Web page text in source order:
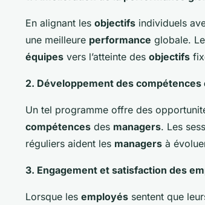
En alignant les objectifs individuels
une meilleure performance globale.
équipes vers l’atteinte des objectifs
2. Développement des compétences
Un tel programme offre des
compétences des managers. Les
réguliers aident les managers à
3. Engagement et satisfaction des
Lorsque les employés sentent que